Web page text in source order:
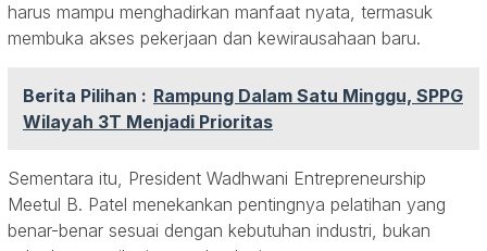
harus mampu menghadirkan manfaat nyata, termasuk
membuka akses pekerjaan dan kewirausahaan baru.
Berita Pilihan : Rampung Dalam Satu Minggu, SPPG
Wilayah 3T Menjadi Prioritas
Sementara itu, President Wadhwani Entrepreneurship
Meetul B. Patel menekankan pentingnya pelatihan yang
benar-benar sesuai dengan kebutuhan industri, bukan